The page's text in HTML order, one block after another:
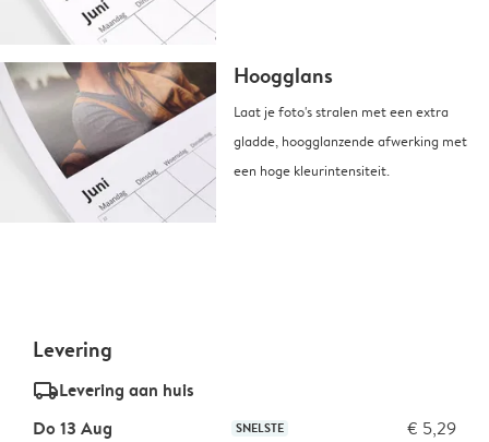
Hoogglans
Laat je foto's stralen met een extra
gladde, hoogglanzende afwerking met
een hoge kleurintensiteit.
Levering
delivery_standard_v2Levering aan huis
Do 13 Aug
SNELSTE € 5,29